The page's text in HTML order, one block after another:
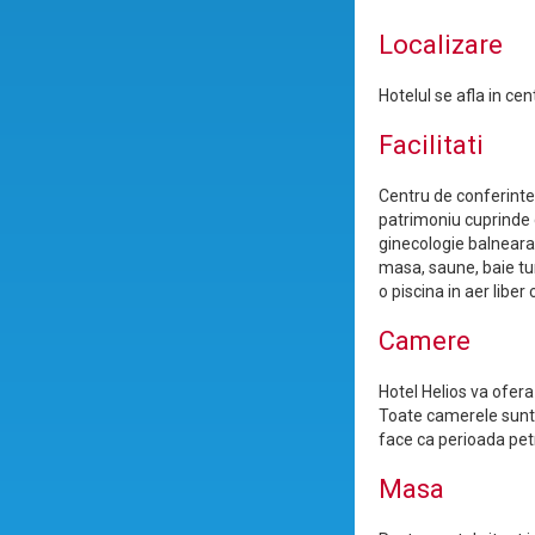
Localizare
Hotelul se afla in
Facilitati
Centru de
patrimoniu cuprinde
ginecologie
masa, saune, baie
o piscina in aer liber
Camere
Hotel Helios va
Toate camerele
face ca perioada
Masa